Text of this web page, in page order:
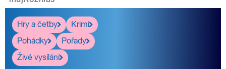
Hry a četby
Krimi
Pohádky
Pořady
Živé vysílání